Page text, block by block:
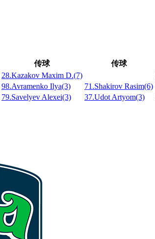
传球 传球
28.Kazakov Maxim D.(7)
98.Avramenko Ilya(3) 71.Shakirov Rasim(6)
79.Savelyev Alexei(3) 37.Udot Artyom(3)